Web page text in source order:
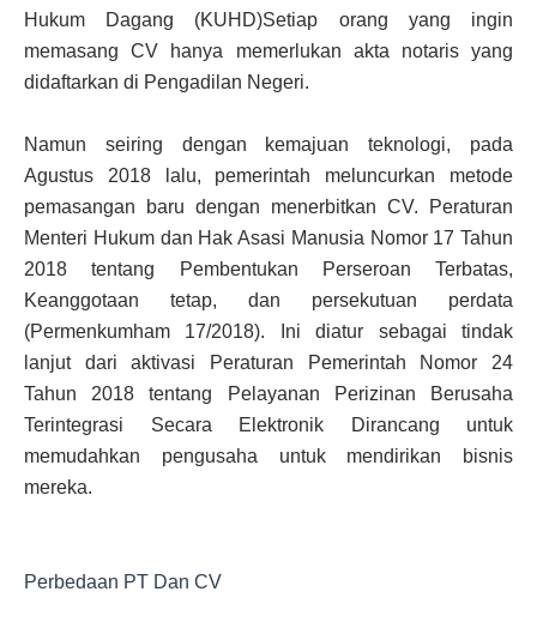
Hukum Dagang (KUHD)Setiap orang yang ingin
memasang CV hanya memerlukan akta notaris yang
didaftarkan di Pengadilan Negeri.
Namun seiring dengan kemajuan teknologi, pada
Agustus 2018 lalu, pemerintah meluncurkan metode
pemasangan baru dengan menerbitkan CV. Peraturan
Menteri Hukum dan Hak Asasi Manusia Nomor 17 Tahun
2018 tentang Pembentukan Perseroan Terbatas,
Keanggotaan tetap, dan persekutuan perdata
(Permenkumham 17/2018). Ini diatur sebagai tindak
lanjut dari aktivasi Peraturan Pemerintah Nomor 24
Tahun 2018 tentang Pelayanan Perizinan Berusaha
Terintegrasi Secara Elektronik Dirancang untuk
memudahkan pengusaha untuk mendirikan bisnis
mereka.
Perbedaan PT Dan CV